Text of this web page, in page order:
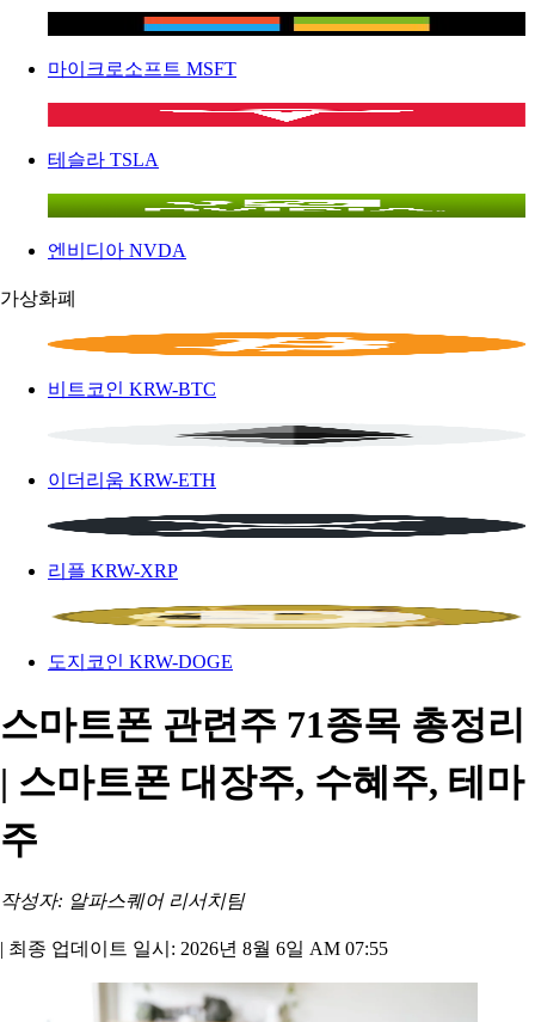
마이크로소프트 MSFT
테슬라 TSLA
엔비디아 NVDA
가상화폐
비트코인 KRW-BTC
이더리움 KRW-ETH
리플 KRW-XRP
도지코인 KRW-DOGE
스마트폰 관련주 71종목 총정리
| 스마트폰 대장주, 수혜주, 테마
주
작성자: 알파스퀘어 리서치팀
| 최종 업데이트 일시: 2026년 8월 6일 AM 07:55